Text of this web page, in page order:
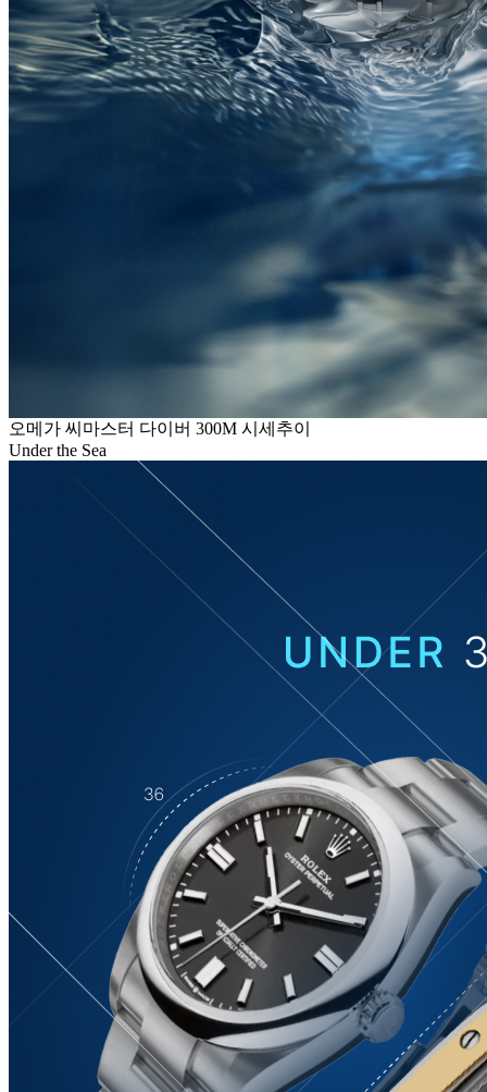
오메가 씨마스터 다이버 300M 시세추이
Under the Sea